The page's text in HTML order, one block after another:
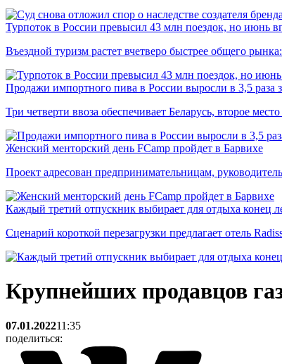
Турпоток в России превысил 43 млн поездок, но июнь
Въездной туризм растет вчетверо быстрее общего
Продажи импортного пива в России выросли в 3,5 раза
Три четверти ввоза обеспечивает Беларусь, второе
Женский менторский день FCamp пройдет в Барвихе
Проект адресован предпринимательницам,
Каждый третий отпускник выбирает для отдыха конец
Сценарий короткой перезагрузки предлагает отель
Крупнейших продавцов
07.01.202211:35
поделиться: